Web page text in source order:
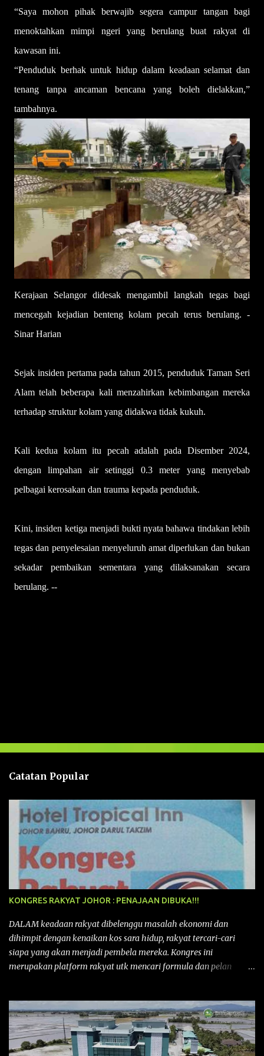
“Saya mohon pihak berwajib segera campur tangan bagi
menoktahkan mimpi ngeri yang berulang buat rakyat di
kawasan ini.
“Penduduk berhak untuk hidup dalam keadaan selamat dan
tenang tanpa ancaman bencana yang boleh dielakkan,”
tambahnya.
Kerajaan Selangor didesak mengambil langkah tegas bagi
mencegah kejadian benteng kolam pecah terus berulang. -
Sinar Harian
Sejak insiden pertama pada tahun 2015, penduduk Taman Seri
Alam telah beberapa kali menzahirkan kebimbangan mereka
terhadap struktur kolam yang didakwa tidak kukuh.
Kali kedua kolam itu pecah adalah pada Disember 2024,
dengan limpahan air setinggi 0.3 meter yang menyebab
pelbagai kerosakan dan trauma kepada penduduk.
Kini, insiden ketiga menjadi bukti nyata bahawa tindakan lebih
tegas dan penyelesaian menyeluruh amat diperlukan dan bukan
sekadar pembaikan sementara yang dilaksanakan secara
berulang. --
a
Catatan Popular
KONGRES RAKYAT JOHOR : PENAJAAN DIBUKA!!!
DALAM keadaan rakyat dibelenggu masalah ekonomi dan
dihimpit dengan kenaikan kos sara hidup, rakyat tercari-cari
siapa yang akan menjadi pembela mereka. Kongres ini
merupakan platform rakyat utk mencari formula dan pelan
pertama yang telah diadakan pada 12 September 2015 di Shah
Alam, Selangor, di peringkat kebangsaan dengan tema
“MEMBINA MALAYSIA SEJAHTERA”, Kongre s Rakyat di
peringkat negeri-negeri mula diadakan. Isu-isu rakyat yang telah